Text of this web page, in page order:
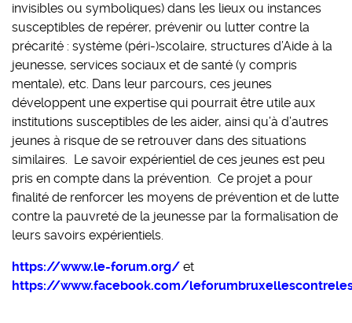
invisibles ou symboliques) dans les lieux ou instances
susceptibles de repérer, prévenir ou lutter contre la
précarité : système (péri-)scolaire, structures d’Aide à la
jeunesse, services sociaux et de santé (y compris
mentale), etc. Dans leur parcours, ces jeunes
développent une expertise qui pourrait être utile aux
institutions susceptibles de les aider, ainsi qu’à d’autres
jeunes à risque de se retrouver dans des situations
similaires. Le savoir expérientiel de ces jeunes est peu
pris en compte dans la prévention. Ce projet a pour
finalité de renforcer les moyens de prévention et de lutte
contre la pauvreté de la jeunesse par la formalisation de
leurs savoirs expérientiels.
https://www.le-forum.org/ et
https://www.facebook.com/